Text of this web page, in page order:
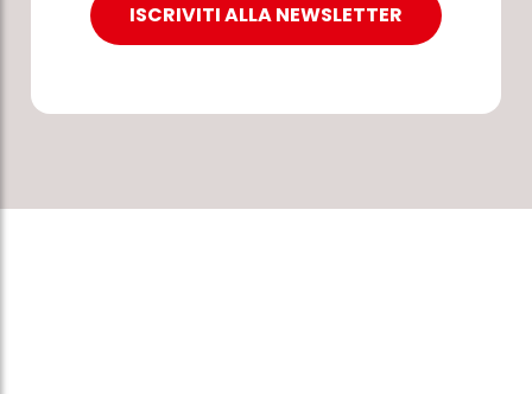
ISCRIVITI ALLA NEWSLETTER